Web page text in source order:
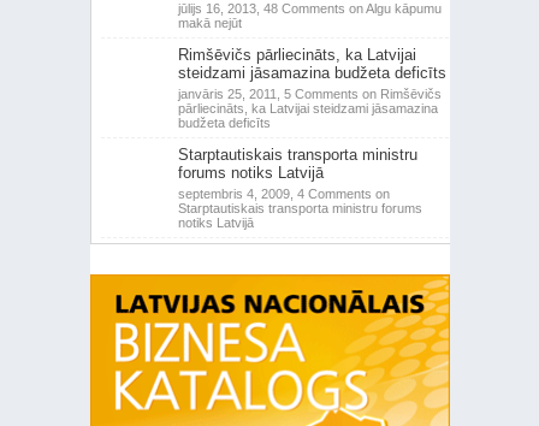
jūlijs 16, 2013, 48 Comments on Algu kāpumu
makā nejūt
Rimšēvičs pārliecināts, ka Latvijai
steidzami jāsamazina budžeta deficīts
janvāris 25, 2011, 5 Comments on Rimšēvičs
pārliecināts, ka Latvijai steidzami jāsamazina
budžeta deficīts
Starptautiskais transporta ministru
forums notiks Latvijā
septembris 4, 2009, 4 Comments on
Starptautiskais transporta ministru forums
notiks Latvijā